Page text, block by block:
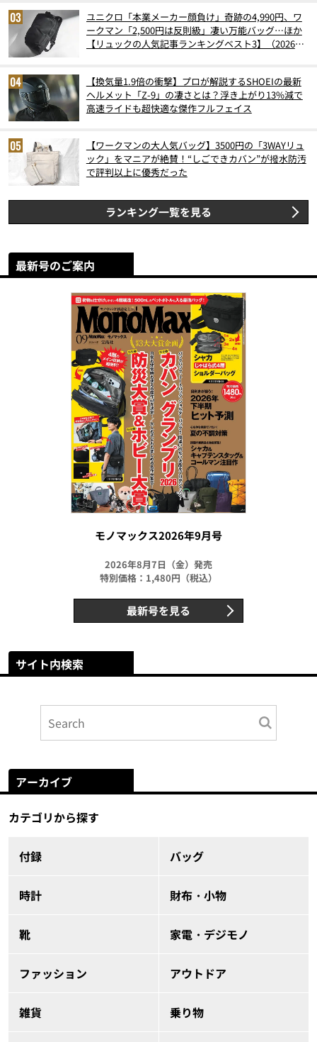
ユニクロ「本業メーカー顔負け」奇跡の4,990円、ワ
ークマン「2,500円は反則級」凄い万能バッグ…ほか
【リュックの人気記事ランキングベスト3】（2026年
【換気量1.9倍の衝撃】プロが解説するSHOEIの最新
ヘルメット「Z-9」の凄さとは？浮き上がり13%減で
高速ライドも超快適な傑作フルフェイス
【ワークマンの大人気バッグ】3500円の「3WAYリュ
ック」をマニアが絶賛！“しごできカバン”が撥水防汚
で評判以上に優秀だった
ランキング一覧を見る
最新号のご案内
モノマックス2026年9月号
2026年8月7日（金）発売
特別価格：1,480円（税込）
最新号を見る
サイト内検索
アーカイブ
カテゴリから探す
付録 バッグ
時計 財布・小物
靴 家電・デジモノ
ファッション アウトドア
雑貨 乗り物